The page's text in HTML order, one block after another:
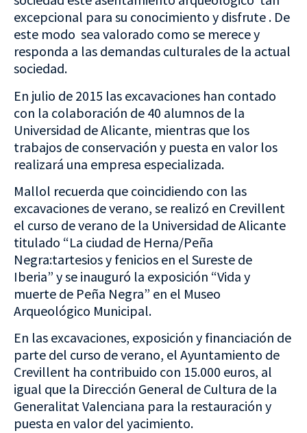
excepcional para su conocimiento y disfrute . De
este modo sea valorado como se merece y
responda a las demandas culturales de la actual
sociedad.
En julio de 2015 las excavaciones han contado
con la colaboración de 40 alumnos de la
Universidad de Alicante, mientras que los
trabajos de conservación y puesta en valor los
realizará una empresa especializada.
Mallol recuerda que coincidiendo con las
excavaciones de verano, se realizó en Crevillent
el curso de verano de la Universidad de Alicante
titulado “La ciudad de Herna/Peña
Negra:tartesios y fenicios en el Sureste de
Iberia” y se inauguró la exposición “Vida y
muerte de Peña Negra” en el Museo
Arqueológico Municipal.
En las excavaciones, exposición y financiación de
parte del curso de verano, el Ayuntamiento de
Crevillent ha contribuido con 15.000 euros, al
igual que la Dirección General de Cultura de la
Generalitat Valenciana para la restauración y
puesta en valor del yacimiento.